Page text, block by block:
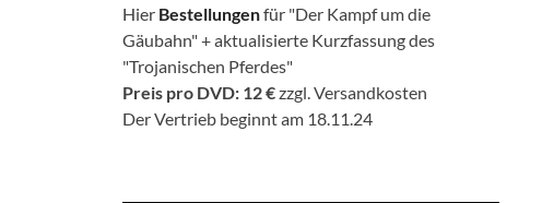
Hier Bestellungenfür "Der Kampf um die
Gäubahn" + aktualisierte Kurzfassung des
"Trojanischen Pferdes"
Preis pro DVD: 12 €zzgl. Versandkosten
Der Vertrieb beginnt am 18.11.24